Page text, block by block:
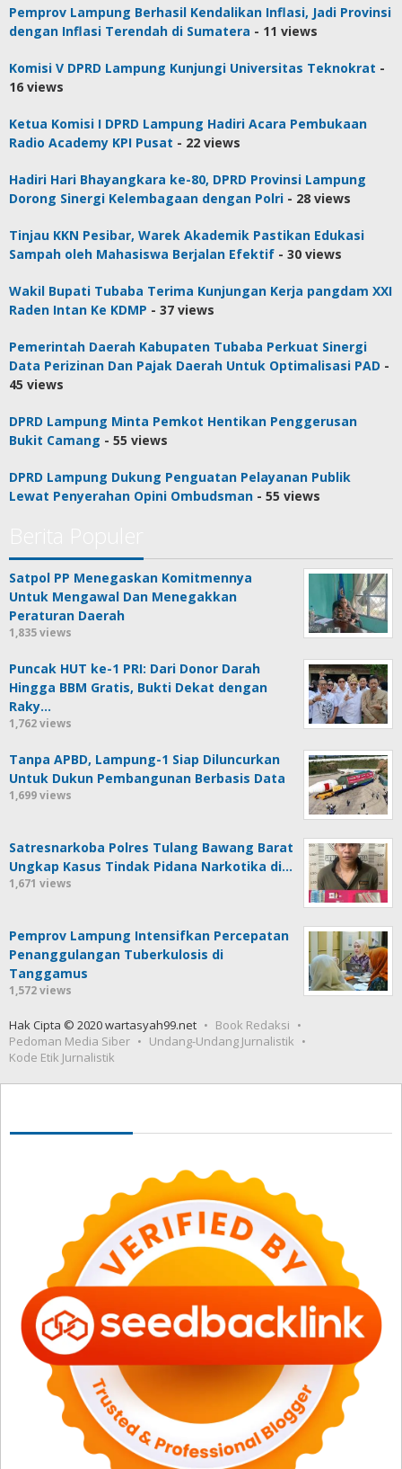
Pemprov Lampung Berhasil Kendalikan Inflasi, Jadi Provinsi
dengan Inflasi Terendah di Sumatera - 11 views
Komisi V DPRD Lampung Kunjungi Universitas Teknokrat -
16 views
Ketua Komisi I DPRD Lampung Hadiri Acara Pembukaan
Radio Academy KPI Pusat - 22 views
Hadiri Hari Bhayangkara ke-80, DPRD Provinsi Lampung
Dorong Sinergi Kelembagaan dengan Polri - 28 views
Tinjau KKN Pesibar, Warek Akademik Pastikan Edukasi
Sampah oleh Mahasiswa Berjalan Efektif - 30 views
Wakil Bupati Tubaba Terima Kunjungan Kerja pangdam XXI
Raden Intan Ke KDMP - 37 views
Pemerintah Daerah Kabupaten Tubaba Perkuat Sinergi
Data Perizinan Dan Pajak Daerah Untuk Optimalisasi PAD -
45 views
DPRD Lampung Minta Pemkot Hentikan Penggerusan
Bukit Camang - 55 views
DPRD Lampung Dukung Penguatan Pelayanan Publik
Lewat Penyerahan Opini Ombudsman - 55 views
Satpol PP Menegaskan Komitmennya
Untuk Mengawal Dan Menegakkan
Peraturan Daerah
1,835 views
Puncak HUT ke-1 PRI: Dari Donor Darah
Hingga BBM Gratis, Bukti Dekat dengan
Raky…
1,762 views
Tanpa APBD, Lampung-1 Siap Diluncurkan
Untuk Dukun Pembangunan Berbasis Data
1,699 views
Satresnarkoba Polres Tulang Bawang Barat
Ungkap Kasus Tindak Pidana Narkotika di…
1,671 views
Pemprov Lampung Intensifkan Percepatan
Penanggulangan Tuberkulosis di
Tanggamus
1,572 views
Hak Cipta © 2020 wartasyah99.net
Book Redaksi
Pedoman Media Siber
Undang-Undang Jurnalistik
Kode Etik Jurnalistik